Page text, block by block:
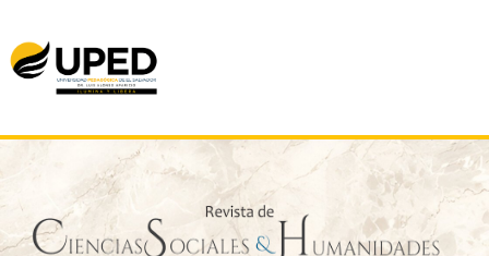
Contenido
principal
Barra